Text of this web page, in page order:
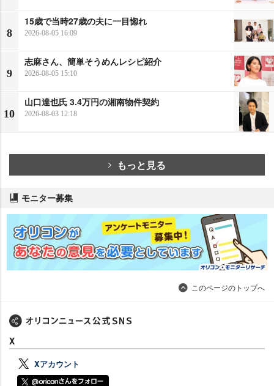
8
15歳で当時27歳の夫に一目惚れ
2026-08-05 16:09
9
志麻さん、簡単そうめんレシピ紹介
2026-08-05 15:10
10
山口達也氏 3.4万円の湘南物件契約
2026-08-03 12:18
もっと見る
モニター募集
このページのトップへ
X
Xアカウント